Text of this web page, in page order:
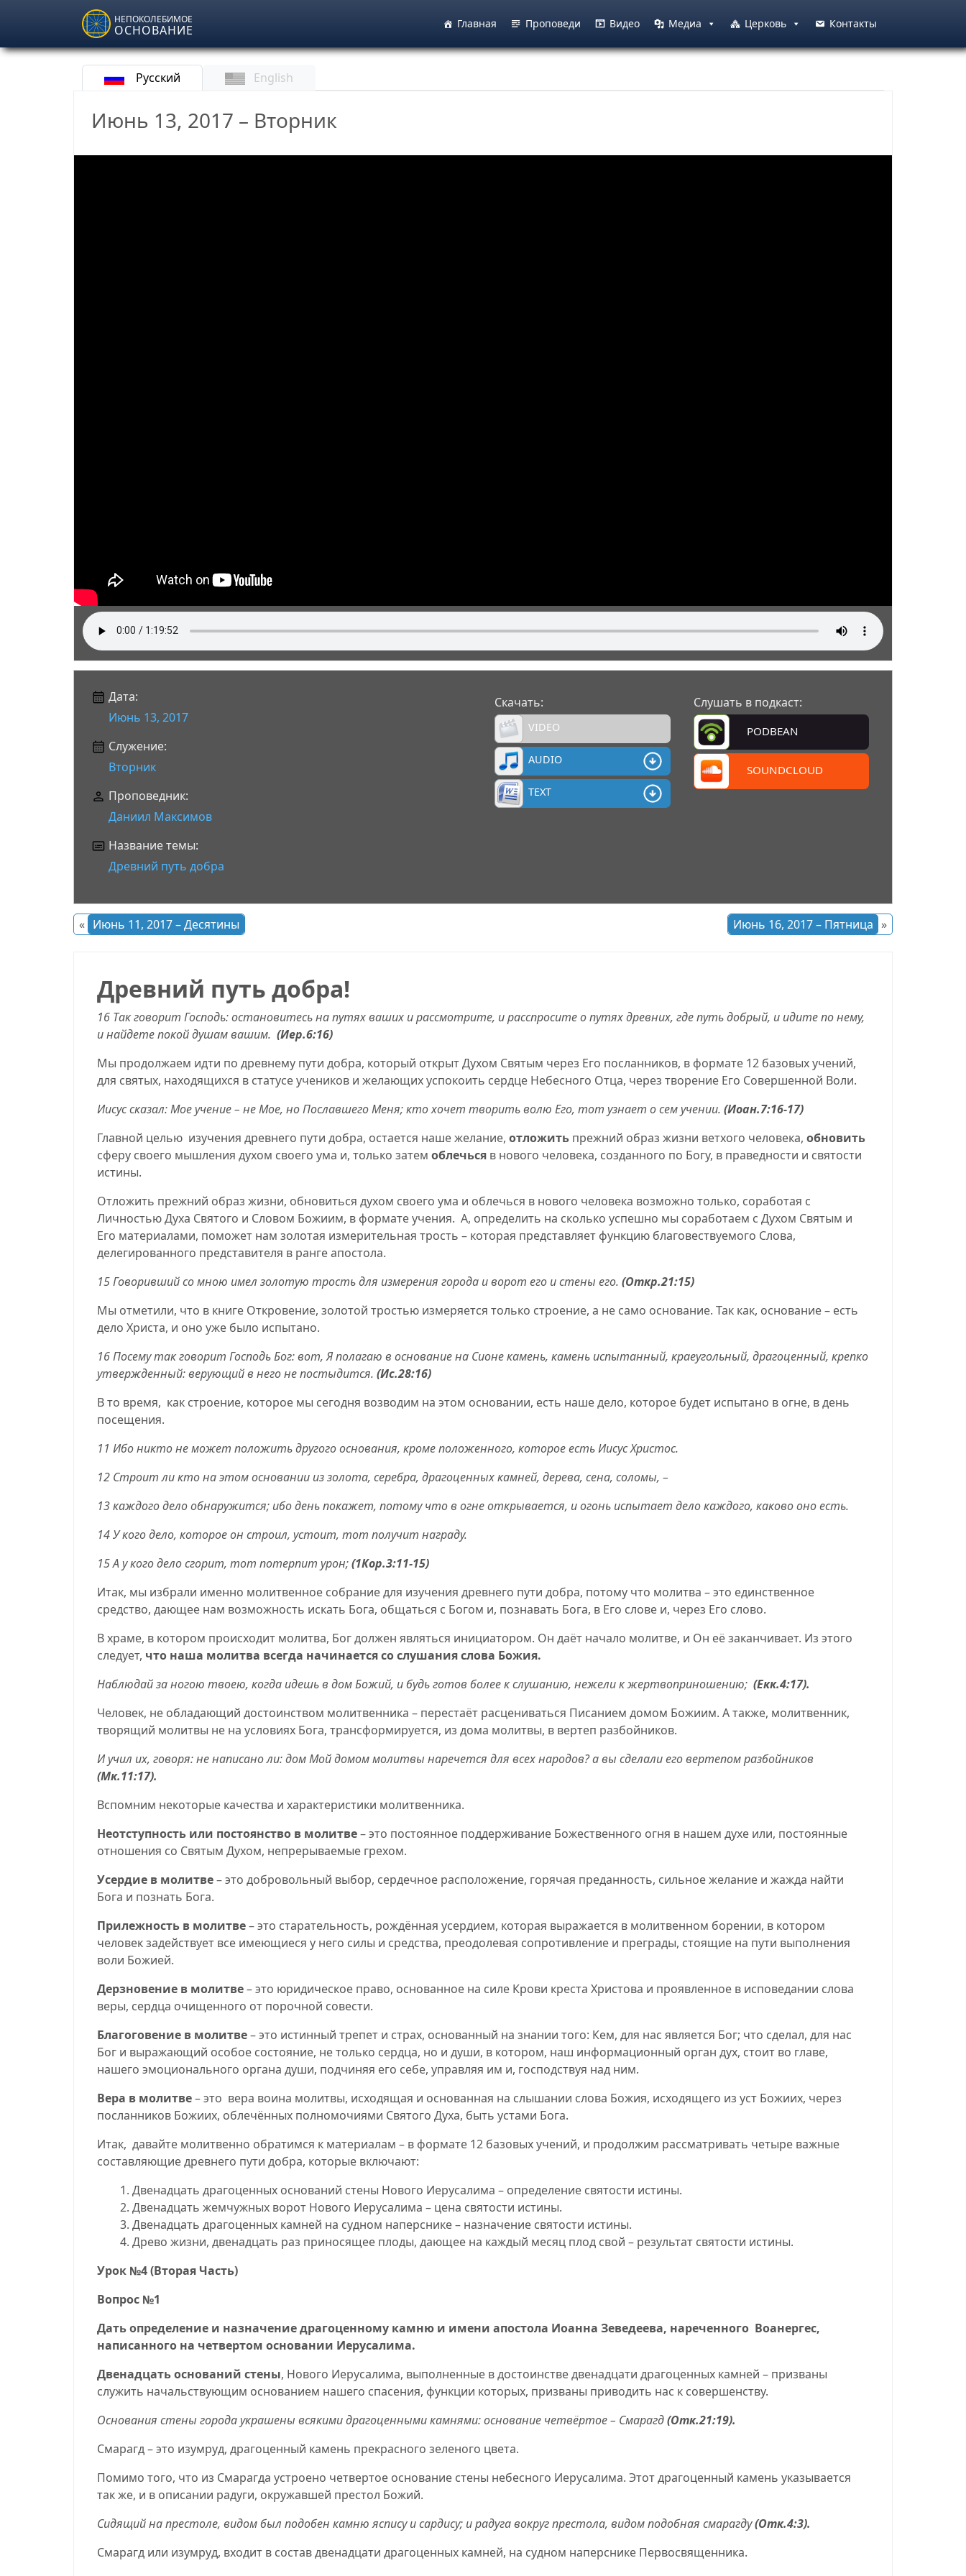
Skip to main content
НЕПОКОЛЕБИМОЕ
ОСНОВАНИЕ Главная Проповеди Видео Медиа Церковь Контакты
Русский English
Июнь 13, 2017 – Вторник
Дата:
Июнь 13, 2017
Служение:
Вторник
Проповедник:
Даниил Максимов
Название темы:
Древний путь добра
Скачать:
VIDEO
AUDIO
TEXT
Слушать в подкаст:
PODBEAN
SOUNDCLOUD
« Июнь 11, 2017 – Десятины Июнь 16, 2017 – Пятница »
Древний путь добра!
16 Так говорит Господь: остановитесь на путях ваших и рассмотрите, и расспросите о путях древних, где путь добрый, и идите по нему,
и найдете покой душам вашим. (Иер.6:16)
Мы продолжаем идти по древнему пути добра, который открыт Духом Святым через Его посланников, в формате 12 базовых учений,
для святых, находящихся в статусе учеников и желающих успокоить сердце Небесного Отца, через творение Его Совершенной Воли.
Иисуссказал: Мое учение – не Мое, но Пославшего Меня;кто хочет творить волю Его, тот узнает о сем учении. (Иоан.7:16-17)
Главной целью изучения древнего пути добра, остается наше желание, отложить прежний образ жизни ветхого человека, обновить
сферу своего мышления духом своего ума и, только затем облечься в нового человека, созданного по Богу, в праведности и святости
истины.
Отложить прежний образ жизни, обновиться духом своего ума и облечься в нового человека возможно только, соработая с
Личностью Духа Святого и Словом Божиим, в формате учения. А, определить на сколько успешно мы соработаем с Духом Святым и
Его материалами, поможет нам золотая измерительная трость – которая представляет функцию благовествуемого Слова,
делегированного представителя в ранге апостола.
15Говоривший со мною имел золотую тростьдля измерения города и ворот его и стены его. (Откр.21:15)
Мы отметили, что в книге Откровение, золотой тростью измеряется только строение, а не само основание. Так как, основание – есть
дело Христа, и оно уже было испытано.
16 Посему так говорит Господь Бог: вот, Я полагаю в основание на Сионе камень, камень испытанный, краеугольный, драгоценный, крепко
утвержденный: верующий в него не постыдится. (Ис.28:16)
В то время, как строение, которое мы сегодня возводим на этом основании, есть наше дело, которое будет испытано в огне, в день
посещения.
11 Ибо никто не может положить другого основания, кроме положенного, которое есть Иисус Христос.
12 Строит ли кто на этом основании из золота, серебра, драгоценных камней, дерева, сена, соломы, –
13 каждого дело обнаружится; ибо день покажет, потому что в огне открывается, и огонь испытает дело каждого, каково оно есть.
14 У кого дело, которое он строил, устоит, тот получит награду.
15 А у кого дело сгорит, тот потерпит урон;(1Кор.3:11-15)
Итак, мы избрали именно молитвенное собрание для изучения древнего пути добра, потому что молитва – это единственное
средство, дающее нам возможность искать Бога, общаться с Богом и, познавать Бога, в Его слове и, через Его слово.
В храме, в котором происходит молитва, Бог должен являться инициатором. Он даёт начало молитве, и Он её заканчивает. Из этого
слeдует, что наша молитва всегда начинается со слушания слова Божия.
Наблюдай за ногою твоею, когда идешь в дом Божий, и будь готов более к слушанию, нежели к жертвоприношению; (Екк.4:17).
Человек, не обладающий достоинством молитвенника – перестаёт расцениваться Писанием домом Божиим. А также, молитвенник,
творящий молитвы не на условиях Бога, трансформируется, из дома молитвы, в вертеп разбойников.
И учил их, говоря: не написано ли: дом Мой домом молитвы наречется для всех народов? а вы сделали его вертепом разбойников
(Мк.11:17).
Вспомним некоторые качества и характеристики молитвенника.
Неотступность или постоянство в молитве– это постоянное поддерживание Божественного огня в нашем духе или, постоянные
отношения со Святым Духом, непрерываемые грехом.
Усердие в молитве–это добровольный выбор, сердечное расположение, горячая преданность, сильное желание и жажда найти
Бога и познать Бога.
Прилежность в молитве– это старательность, рождённая усердием, которая выражается в молитвенном борении, в котором
человек задействует все имеющиеся у него силы и средства, преодолевая сопротивление и преграды, стоящие на пути выполнения
воли Божией.
Дерзновение в молитве– это юридическое право, основанное на силе Крови креста Христова и проявленное в исповедании слова
веры, сердца очищенного от порочной совести.
Благоговение в молитве– это истинный трепет и страх, основанный на знании того: Кем, для нас является Бог; что сделал, для нас
Бог и выражающий особое состояние, не только сердца, но и души, в котором, наш информационный орган дух, стоит во главе,
нашего эмоционального органа души, подчиняя его себе, управляя им и, господствуя над ним.
Вера в молитве– это вера воина молитвы, исходящая и основанная на слышании слова Божия, исходящего из уст Божиих, через
посланников Божиих, облечённых полномочиями Святого Духа, быть устами Бога.
Итак, давайте молитвенно обратимся к материалам – в формате 12 базовых учений, и продолжим рассматривать четыре важные
составляющие древнего пути добра, которые включают:
1. Двенадцать драгоценных оснований стены Нового Иерусалима – определение святости истины.
2. Двенадцать жемчужных ворот Нового Иерусалима – цена святости истины.
3. Двенадцать драгоценных камней на судном наперснике – назначение святости истины.
4. Древо жизни, двенадцать раз приносящее плоды, дающее на каждый месяц плод свой – результат святости истины.
Урок №4 (Вторая Часть)
Вопрос №1
Дать определение и назначение драгоценному камню и имени апостола Иоанна Зеведеева, нареченного Воанергес,
написанного на четвертом основании Иерусалима.
Двенадцать оснований стены, Нового Иерусалима, выполненные в достоинстве двенадцати драгоценных камней – призваны
служить начальствующим основанием нашего спасения, функции которых, призваны приводить нас к совершенству.
Основания стены города украшены всякими драгоценными камнями: основание четвёртое – Смарагд(Отк.21:19).
Смарагд – это изумруд, драгоценный камень прекрасного зеленого цвета.
Помимо того, что из Смарагда устроено четвертое основание стены небесного Иерусалима. Этот драгоценный камень указывается
так же, и в описании радуги, окружавшей престол Божий.
Сидящий на престоле, видом был подобен камню яспису и сардису; и радуга вокруг престола, видом подобная смарагду(Отк.4:3).
Смарагд или изумруд, входит в состав двенадцати драгоценных камней, на судном наперснике Первосвященника.